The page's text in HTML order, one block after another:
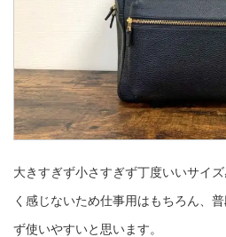
大きすぎず小さすぎず丁度いいサイ
く感じないため仕事用はもちろん、
ず使いやすいと思います。